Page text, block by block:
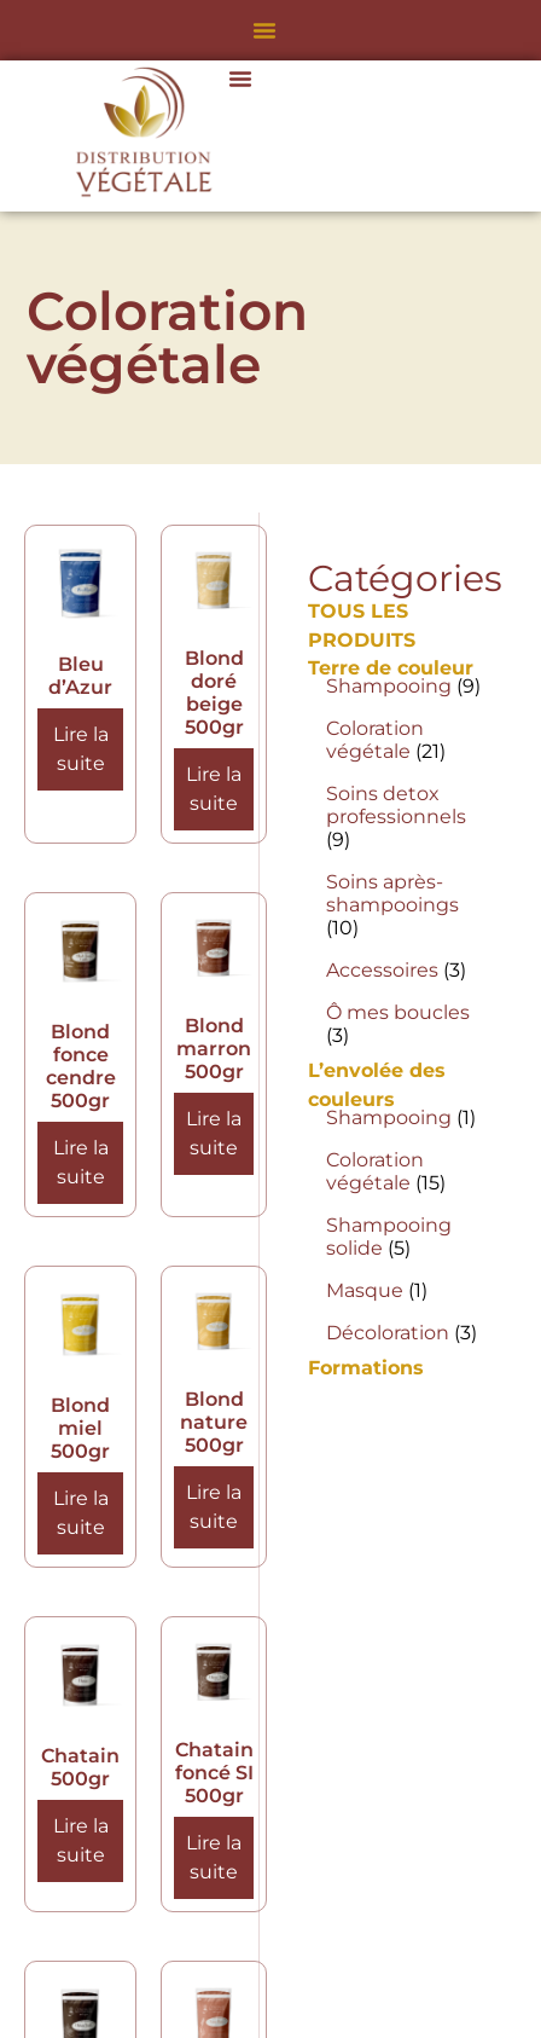
Coloration
végétale
Bleu
d’Azur
Lire la
suite
Blond
doré
beige
500gr
Lire la
suite
Blond
fonce
cendre
500gr
Lire la
suite
Blond
marron
500gr
Lire la
suite
Blond
miel
500gr
Lire la
suite
Blond
nature
500gr
Lire la
suite
Chatain
500gr
Lire la
suite
Chatain
foncé SI
500gr
Lire la
suite
Catégories
TOUS LES
PRODUITS
Terre de couleur
Shampooing (9)
Coloration
végétale (21)
Soins detox
professionnels
(9)
Soins après-
shampooings
(10)
Accessoires (3)
Ô mes boucles
(3)
L’envolée des
couleurs
Shampooing (1)
Coloration
végétale (15)
Shampooing
solide (5)
Masque (1)
Décoloration (3)
Formations